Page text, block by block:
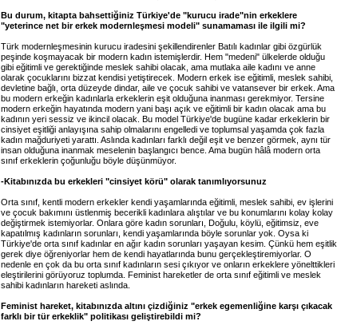
Bu durum, kitapta bahsettiğiniz Türkiye'de "kurucu irade"nin erkeklere
"yeterince net bir erkek modernleşmesi modeli" sunamaması ile ilgili mi?
Türk modernleşmesinin kurucu iradesini şekillendirenler Batılı kadınlar gibi özgürlük
peşinde koşmayacak bir modern kadın istemişlerdir. Hem "medeni" ülkelerde olduğu
gibi eğitimli ve gerektiğinde meslek sahibi olacak, ama mutlaka aile kadını ve anne
olarak çocuklarını bizzat kendisi yetiştirecek. Modern erkek ise eğitimli, meslek sahibi,
devletine bağlı, orta düzeyde dindar, aile ve çocuk sahibi ve vatansever bir erkek. Ama
bu modern erkeğin kadınlarla erkeklerin eşit olduğuna inanması gerekmiyor. Tersine
modern erkeğin hayatında modern yani başı açık ve eğitimli bir kadın olacak ama bu
kadının yeri sessiz ve ikincil olacak. Bu model Türkiye'de bugüne kadar erkeklerin bir
cinsiyet eşitliği anlayışına sahip olmalarını engelledi ve toplumsal yaşamda çok fazla
kadın mağduriyeti yarattı. Aslında kadınları farklı değil eşit ve benzer görmek, aynı tür
insan olduğuna inanmak meselenin başlangıcı bence. Ama bugün hâlâ modern orta
sınıf erkeklerin çoğunluğu böyle düşünmüyor.
-Kitabınızda bu erkekleri "cinsiyet körü" olarak tanımlıyorsunuz
Orta sınıf, kentli modern erkekler kendi yaşamlarında eğitimli, meslek sahibi, ev işlerini
ve çocuk bakımını üstlenmiş becerikli kadınlara alıştılar ve bu konumlarını kolay kolay
değiştirmek istemiyorlar. Onlara göre kadın sorunları, Doğulu, köylü, eğitimsiz, eve
kapatılmış kadınların sorunları, kendi yaşamlarında böyle sorunlar yok. Oysa ki
Türkiye'de orta sınıf kadınlar en ağır kadın sorunları yaşayan kesim. Çünkü hem eşitlik
gerek diye öğreniyorlar hem de kendi hayatlarında bunu gerçekleştiremiyorlar. O
nedenle en çok da bu orta sınıf kadınların sesi çıkıyor ve onların erkeklere yönelttikleri
eleştirilerini görüyoruz toplumda. Feminist hareketler de orta sınıf eğitimli ve meslek
sahibi kadınların hareketi aslında.
Feminist hareket, kitabınızda altını çizdiğiniz "erkek egemenliğine karşı çıkacak
farklı bir tür erkeklik" politikası geliştirebildi mi?